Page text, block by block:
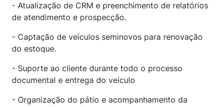
- Atualização de CRM e preenchimento de relatórios
de atendimento e prospecção.
- Captação de veículos seminovos para renovação
do estoque.
- Suporte ao cliente durante todo o processo
documental e entrega do veículo
- Organização do pátio e acompanhamento da